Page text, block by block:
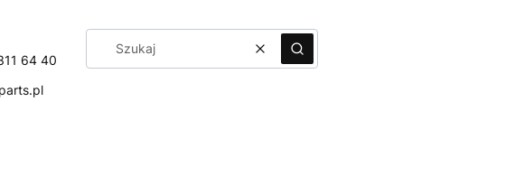
64 40
WyczyśćSzukaj